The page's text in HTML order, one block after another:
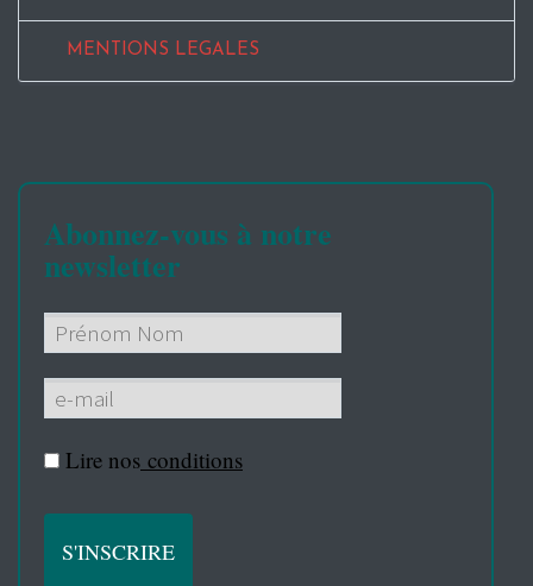
MENTIONS LEGALES
Abonnez-vous à notre
newsletter
Lire nos conditions